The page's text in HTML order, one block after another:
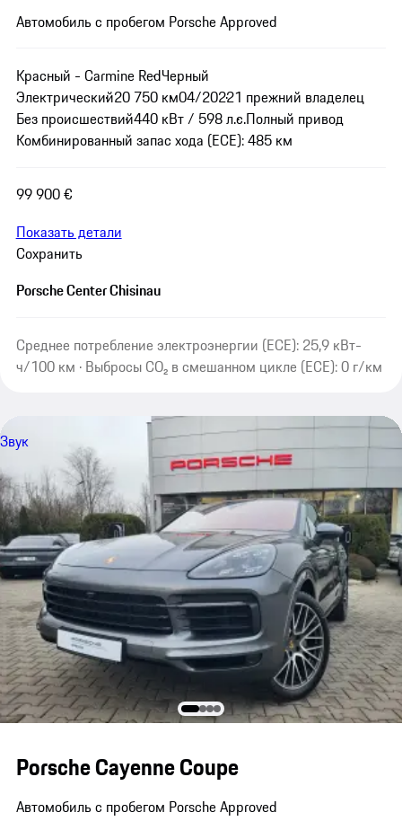
Автомобиль с пробегом Porsche Approved
Красный - Carmine RedЧерный
Электрический20 750 км04/20221 прежний владелец
Без происшествий440 кВт / 598 л.с.Полный привод
Комбинированный запас хода (ECE): 485 км
99 900 €
Показать детали
Сохранить
Porsche Center Chisinau
Среднее потребление электроэнергии (ECE): 25,9 кВт-
ч/100 км · Выбросы CO₂ в смешанном цикле (ECE): 0 г/км
Звук
Porsche Cayenne Coupe
Автомобиль с пробегом Porsche Approved